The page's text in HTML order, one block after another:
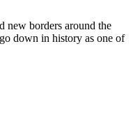
new borders around the
down in history as one of